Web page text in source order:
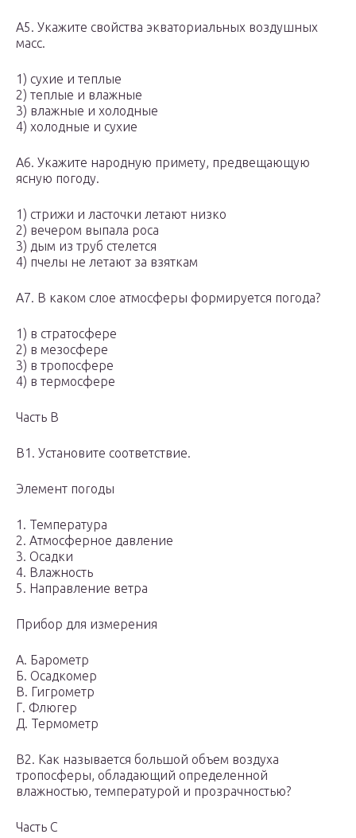
A5. Укажите свойства экваториальных воздушных
масс.
1) сухие и теплые
2) теплые и влажные
3) влажные и холодные
4) холодные и сухие
А6. Укажите народную примету, предвещающую
ясную погоду.
1) стрижи и ласточки летают низко
2) вечером выпала роса
3) дым из труб стелется
4) пчелы не летают за взяткам
А7. В каком слое атмосферы формируется погода?
1) в стратосфере
2) в мезосфере
3) в тропосфере
4) в термосфере
Часть В
В1. Установите соответствие.
Элемент поrоды
1. Температура
2. Атмосферное давление
3. Осадки
4. Влажность
5. Направление ветра
Прибор для измерения
А. Барометр
Б. Осадкомер
В. Гигрометр
Г. Флюгер
Д. Термометр
В2. Как называется большой объем воздуха
тропосферы, обладающий определенной
влажностью, температурой и прозрачностью?
Часть С